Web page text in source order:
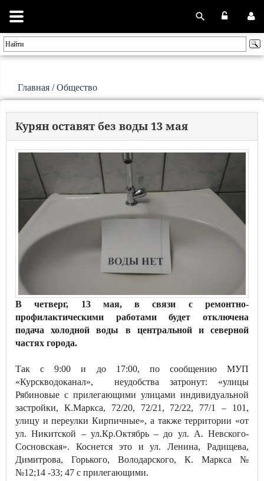
Главная /Общество
Курян оставят без воды 13 мая
В четверг, 13 мая, в связи с ремонтно-
профилактическими работами будет отключена
подача холодной воды в центральной и северной
частях города.
Так с 9:00 и до 17:00, по сообщению МУП
«Курскводоканал», неудобства затронут: «улицы
Рябиновые с прилегающими улицами индивидуальной
застройки, К.Маркса, 72/20, 72/21, 72/22, 77/1 – 101,
улицу и переулки Кирпичные», а также территории «от
ул. Никитской – ул.Кр.Октябрь – до ул. А. Невского-
Сосновская». Коснется это и ул. Ленина, Радищева,
Димитрова, Горького, Володарского, К. Маркса №
№12;14 -33; 47 с прилегающими.